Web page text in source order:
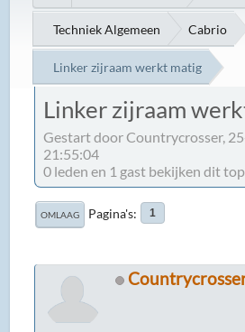
Techniek Algemeen Cabrio
Linker zijraam werkt matig
Linker zijraam
Gestart door Countrycrosser,
21:55:04
0 leden en 1 gast bekijken dit
OMLAAG Pagina's 1